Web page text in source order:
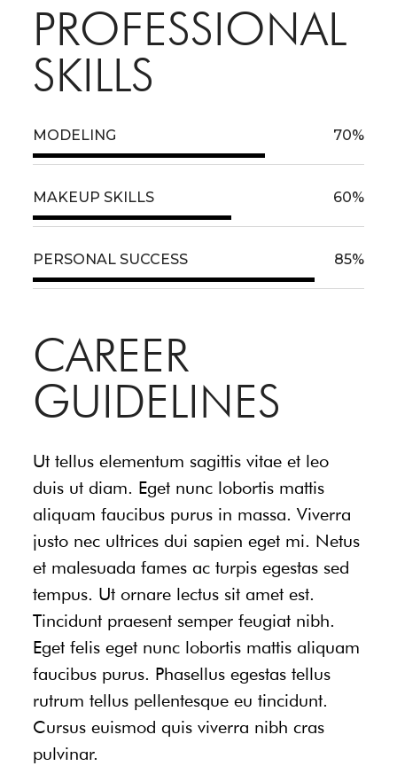
PROFESSIONAL
SKILLS
MODELING 70%
MAKEUP SKILLS 60%
PERSONAL SUCCESS 85%
CAREER
GUIDELINES
Ut tellus elementum sagittis vitae et leo
duis ut diam. Eget nunc lobortis mattis
aliquam faucibus purus in massa. Viverra
justo nec ultrices dui sapien eget mi. Netus
et malesuada fames ac turpis egestas sed
tempus. Ut ornare lectus sit amet est.
Tincidunt praesent semper feugiat nibh.
Eget felis eget nunc lobortis mattis aliquam
faucibus purus. Phasellus egestas tellus
rutrum tellus pellentesque eu tincidunt.
Cursus euismod quis viverra nibh cras
pulvinar.